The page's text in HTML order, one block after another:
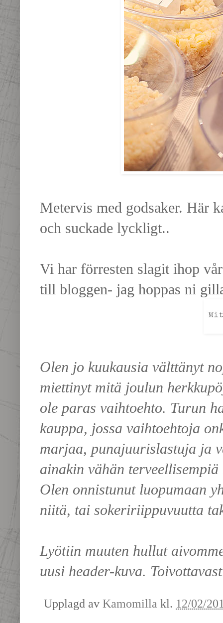
Metervis med godsaker. Här
och suckade lyckligt..
Vi har förresten slagit ihop
till bloggen- jag hoppas ni
Olen jo kuukausia välttänyt
miettinyt mitä joulun
ole paras vaihtoehto. Turun
kauppa, jossa vaihtoehtoja
marjaa, punajuurislastuja ja
ainakin vähän
Olen onnistunut luopumaan
niitä, tai sokeririippuvuutta
Lyötiin muuten hullut
uusi header-kuva.
Upplagd av Kamomilla kl. 12/02/